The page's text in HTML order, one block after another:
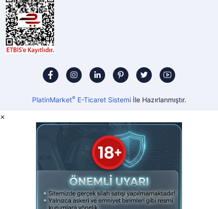
PlatinMarket®E-Ticaret Sistemiİle Hazırlanmıştır.
×